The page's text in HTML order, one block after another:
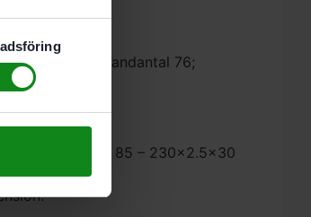
Ø 30 mm; Tandantal 76;
till HK 85 – 230×2.5×30